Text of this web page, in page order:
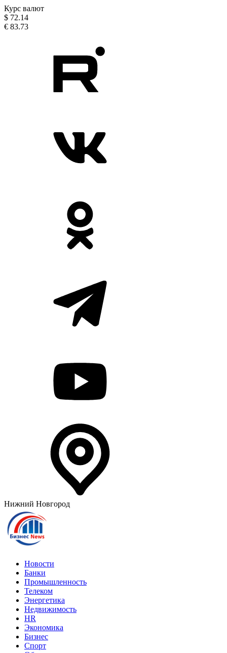
Курс валют
$ 72.14
€ 83.73
Нижний Новгород
Новости
Банки
Промышленность
Телеком
Энергетика
Недвижимость
HR
Экономика
Бизнес
Спорт